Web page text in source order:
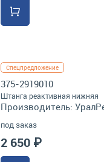
Спецпредложение
375-2919010
Штанга реактивная нижняя
Производитель:
под заказ
2 650 ₽